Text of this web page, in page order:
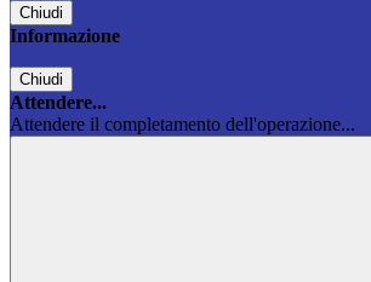
Chiudi
Informazione
Chiudi
Attendere...
Attendere il completamento dell'operazione...